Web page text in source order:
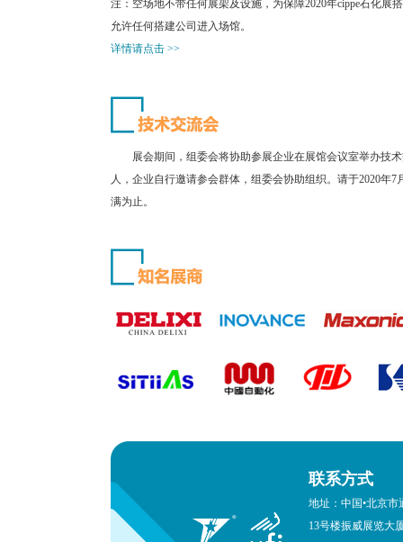
注：空场地不带任何展架及设施，为保障2020年cippe石化
允许任何搭建公司进入场馆。
详情请点击 >>
展会期间，组委会将协助参展企业在展馆会议室举办技
人，企业自行邀请参会群体，组委会协助组织。请于2020年
满为止。
联系方式
地址：中国•北京
13号楼振威展览大